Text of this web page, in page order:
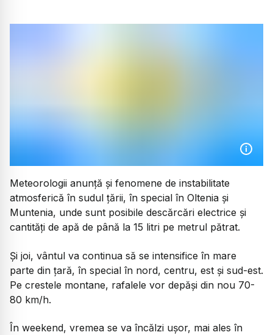
Meteorologii anunță și fenomene de instabilitate
atmosferică în sudul țării, în special în Oltenia și
Muntenia, unde sunt posibile descărcări electrice și
cantități de apă de până la 15 litri pe metrul pătrat.
Și joi, vântul va continua să se intensifice în mare
parte din țară, în special în nord, centru, est și sud-est.
Pe crestele montane, rafalele vor depăși din nou 70-
80 km/h.
În weekend, vremea se va încălzi ușor, mai ales în